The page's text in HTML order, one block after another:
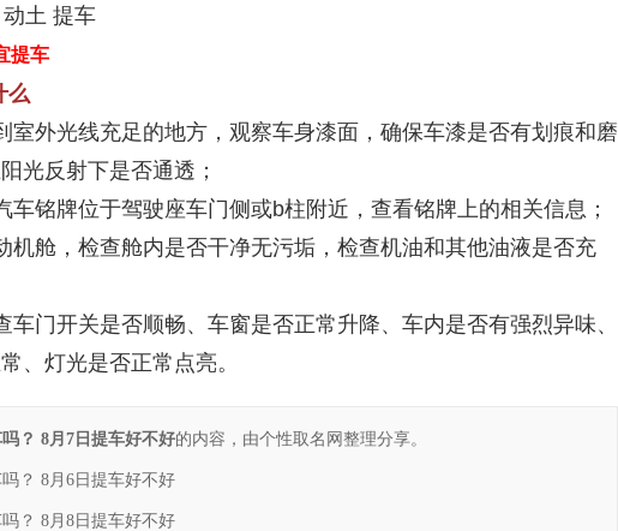
动土 提车
提车
么
室外光线充足的地方，观察车身漆面，确保车漆是否有划痕和磨
光反射下是否通透；
车铭牌位于驾驶座车门侧或b柱附近，查看铭牌上的相关信息；
机舱，检查舱内是否干净无污垢，检查机油和其他油液是否充
门开关是否顺畅、车窗是否正常升降、车内是否有强烈异味、
、灯光是否正常点亮。
？ 8月7日提车好不好的内容，由个性取名网整理分享。
？ 8月6日提车好不好
？ 8月8日提车好不好